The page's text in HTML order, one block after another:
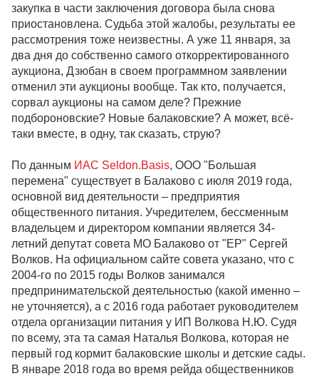
закупка в части заключения договора была снова
приостановлена. Судьба этой жалобы, результаты ее
рассмотрения тоже неизвестны. А уже 11 января, за
два дня до собственно самого откорректированного
аукциона, Дзюбан в своем программном заявлении
отменил эти аукционы вообще. Так кто, получается,
сорвал аукционы на самом деле? Прежние
подбороновские? Новые балаковские? А может, всё-
таки вместе, в одну, так сказать, струю?
По данным ИАС Seldon.Basis, ООО "Большая
перемена" существует в Балаково с июля 2019 года,
основной вид деятельности – предприятия
общественного питания. Учредителем, бессменным
владельцем и директором компании является 34-
летний депутат совета МО Балаково от "ЕР" Сергей
Волков. На официальном сайте совета указано, что с
2004-го по 2015 годы Волков занимался
предпринимательской деятельностью (какой именно –
не уточняется), а с 2016 года работает руководителем
отдела организации питания у ИП Волкова Н.Ю. Судя
по всему, эта та самая Наталья Волкова, которая не
первый год кормит балаковские школы и детские сады.
В январе 2018 года во время рейда общественников